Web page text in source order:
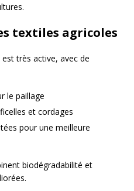
textiles agricoles
très active, avec de
le paillage
et cordages
pour une meilleure
biodégradabilité et